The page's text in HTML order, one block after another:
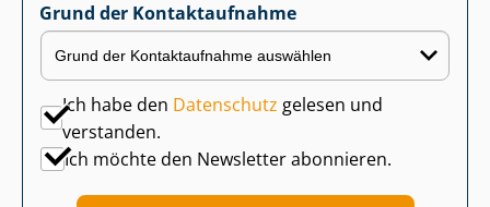
Grund der Kontaktaufnahme
Ich habe den Datenschutz gelesen und
verstanden.
Ich möchte den Newsletter abonnieren.